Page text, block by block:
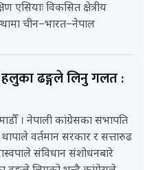
एसियाः विकसित क्षेत्रीय
चीन–भारत–नेपाल
ढङ्गले लिनु गलत :
। नेपाली कांग्रेसका सभापति
वर्तमान सरकार र सत्तारुढ
संविधान संशोधनबारे